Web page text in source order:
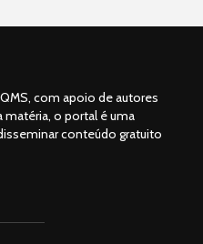
com apoio de autores
o portal é uma
conteúdo gratuito